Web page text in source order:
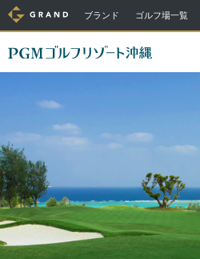
ブランド ゴルフ場一覧